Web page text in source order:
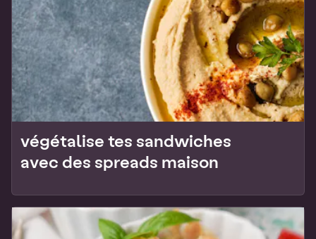
végétalise tes sandwiches
avec des spreads maison